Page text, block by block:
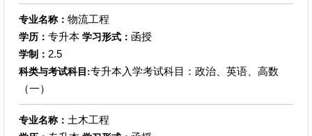
专业名称： 物流工程
学历： 专升本 学习形式： 函授
学制： 2.5
科类与考试科目:专升本入学考试科目：政治、英语、高数
（一）
专业名称： 土木工程